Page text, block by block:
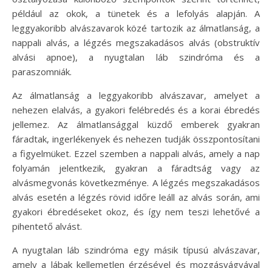
például az okok, a tünetek és a lefolyás alapján. A
leggyakoribb alvászavarok közé tartozik az álmatlanság, a
nappali alvás, a légzés megszakadásos alvás (obstruktív
alvási apnoe), a nyugtalan láb szindróma és a
paraszomniák.
Az álmatlanság a leggyakoribb alvászavar, amelyet a
nehezen elalvás, a gyakori felébredés és a korai ébredés
jellemez. Az álmatlansággal küzdő emberek gyakran
fáradtak, ingerlékenyek és nehezen tudják összpontosítani
a figyelmüket. Ezzel szemben a nappali alvás, amely a nap
folyamán jelentkezik, gyakran a fáradtság vagy az
alvásmegvonás következménye. A légzés megszakadásos
alvás esetén a légzés rövid időre leáll az alvás során, ami
gyakori ébredéseket okoz, és így nem teszi lehetővé a
pihentető alvást.
A nyugtalan láb szindróma egy másik típusú alvászavar,
amely a lábak kellemetlen érzésével és mozgásvágyával